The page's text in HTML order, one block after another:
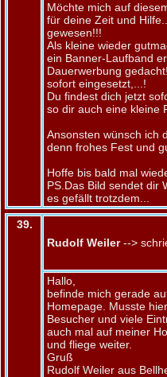
Möchte mich auf
für deine Zeit und
gewesen!!!
Als kleine wieder
ein Banner-Laufband
Dauerwerbung
sofort eingesetzt,...!
Du findest dich jetzt
so dir auch eine kleine
Ansonsten wünsch ich
denn frohes Fest und
Hoffe bis bald mal
PS.Das Bild sendet dir
es gefällt trotzdem...
39.
Rudolf Weiler-->
Hallo,
befinde mich gerade
Homepage. Musste
Besucher und viele
auch mal auf meiner
und fliege weiter.
Gruß
Rudolf Weiler aus